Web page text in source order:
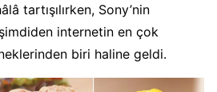
tartışılırken, Sony’nin
internetin en çok
biri haline geldi.